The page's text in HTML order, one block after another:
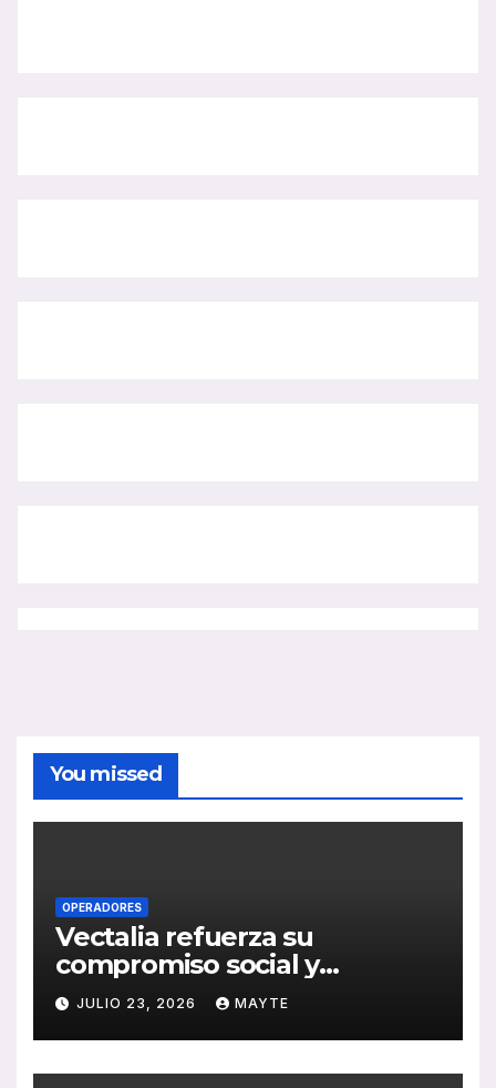
You missed
OPERADORES
Vectalia refuerza su
compromiso social y
medioambiental con la
publicación de su Memoria
de RSC 2025
JULIO 23, 2026 MAYTE